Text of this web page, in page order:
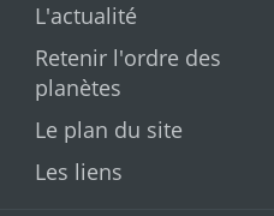
L'actualité
Retenir l'ordre des
planètes
Le plan du site
Les liens